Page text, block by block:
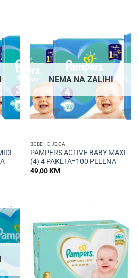
NEMA NA ZALIHI
BEBE I DJECA
PAMPERS ACTIVE BABY MAXI
(4) 4 PAKETA=100 PELENA
49,00KM